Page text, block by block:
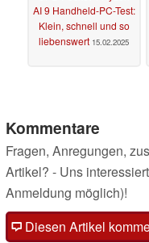
AI 9 Handheld-PC-Test:
Klein, schnell und so
liebenswert 15.02.2025
Kommentare
Fragen, Anregungen,
Artikel? - Uns
Anmeldung möglich)!
Diesen Artikel